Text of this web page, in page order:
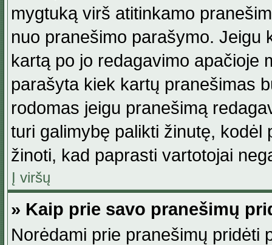
mygtuką virš atitinkamo
nuo pranešimo parašymo. Jeigu
kartą po jo redagavimo apačioje
parašyta kiek kartų pranešimas
rodomas jeigu pranešimą
turi galimybę palikti žinutę, kodėl
žinoti, kad paprasti vartotojai
Į viršų
» Kaip prie savo pranešimų
Norėdami prie pranešimų pridėti